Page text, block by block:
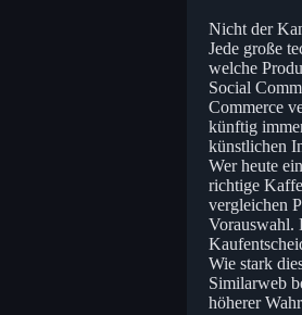
Nicht der
Jede große
welche
Social
Commerce
künftig
künstlichen
Wer heute
richtige
vergleichen
Vorauswahl.
Wie stark
Similarweb
höherer